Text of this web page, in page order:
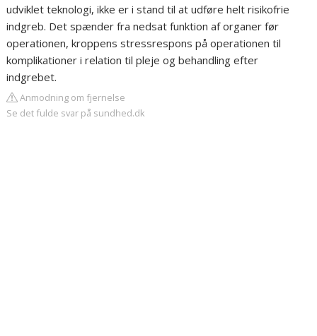
udviklet teknologi, ikke er i stand til at udføre helt risikofrie
indgreb. Det spænder fra nedsat funktion af organer før
operationen, kroppens stressrespons på operationen til
komplikationer i relation til pleje og behandling efter
indgrebet.
Anmodning om fjernelse
Se det fulde svar på sundhed.dk